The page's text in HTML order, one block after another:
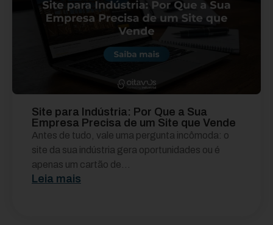
Site para Indústria: Por Que a Sua
Empresa Precisa de um Site que Vende
Antes de tudo, vale uma pergunta incômoda: o
site da sua indústria gera oportunidades ou é
apenas um cartão de...
Leia mais